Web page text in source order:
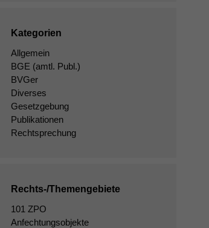
Kategorien
Allgemein
BGE (amtl. Publ.)
BVGer
Diverses
Gesetzgebung
Publikationen
Rechtsprechung
Rechts-/Themengebiete
101 ZPO
Anfechtungsobjekte